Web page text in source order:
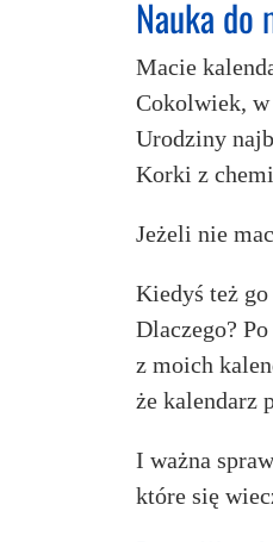
Nauka do
Macie
Cokolwiek, w
Urodziny
Korki z
Jeżeli nie
Kiedyś też go
Dlaczego?
z moich
że kalendarz
I ważna
które się